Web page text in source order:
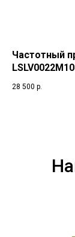
Частотный
28 500 р.